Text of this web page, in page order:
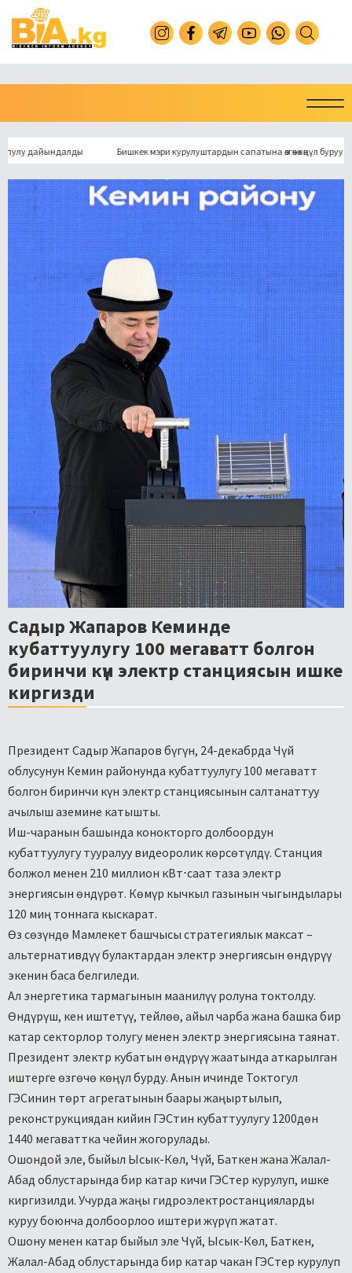
Бишкек мэри курулуштардын сапатына өзгөчө көңүл буруу
Садыр Жапаров Кеминде
кубаттуулугу 100 мегаватт болгон
биринчи күн электр станциясын ишке
киргизди
Президент Садыр Жапаров бүгүн, 24-декабрда Чүй
облусунун Кемин районунда кубаттуулугу 100 мегаватт
болгон биринчи күн электр станциясынын салтанаттуу
ачылыш аземине катышты.
Иш-чаранын башында конокторго долбоордун
кубаттуулугу тууралуу видеоролик көрсөтүлдү. Станция
болжол менен 210 миллион кВт⋅саат таза электр
энергиясын өндүрөт. Көмүр кычкыл газынын чыгындылары
120 миң тоннага кыскарат.
Өз сөзүндө Мамлекет башчысы стратегиялык максат –
альтернативдүү булактардан электр энергиясын өндүрүү
экенин баса белгиледи.
Ал энергетика тармагынын маанилүү ролуна токтолду.
Өндүрүш, кен иштетүү, тейлөө, айыл чарба жана башка бир
катар секторлор толугу менен электр энергиясына таянат.
Президент электр кубатын өндүрүү жаатында аткарылган
иштерге өзгөчө көңүл бурду. Анын ичинде Токтогул
ГЭСинин төрт агрегатынын баары жаңыртылып,
реконструкциядан кийин ГЭСтин кубаттуулугу 1200дөн
1440 мегаваттка чейин жогорулады.
Ошондой эле, быйыл Ысык-Көл, Чүй, Баткен жана Жалал-
Абад облустарында бир катар кичи ГЭСтер курулуп, ишке
киргизилди. Учурда жаңы гидроэлектростанцияларды
куруу боюнча долбоорлоо иштери жүрүп жатат.
Ошону менен катар быйыл эле Чүй, Ысык-Көл, Баткен,
Жалал-Абад облустарында бир катар чакан ГЭСтер курулуп